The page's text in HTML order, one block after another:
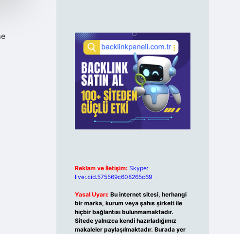
Reklam ve İletişim: Skype:
live:.cid.575569c608265c69
Yasal Uyarı: Bu internet sitesi, herhangi
bir marka, kurum veya şahıs şirketi ile
hiçbir bağlantısı bulunmamaktadır.
Sitede yalnızca kendi hazırladığımız
makaleler paylaşılmaktadır. Burada yer